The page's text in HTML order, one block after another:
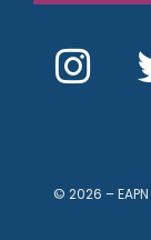
© 2026 –